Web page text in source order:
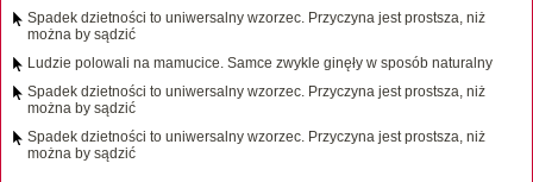
Spadek dzietności to uniwersalny wzorzec. Przyczyna jest prostsza, niż
można by sądzić
Ludzie polowali na mamucice. Samce zwykle ginęły w sposób naturalny
Spadek dzietności to uniwersalny wzorzec. Przyczyna jest prostsza, niż
można by sądzić
Spadek dzietności to uniwersalny wzorzec. Przyczyna jest prostsza, niż
można by sądzić